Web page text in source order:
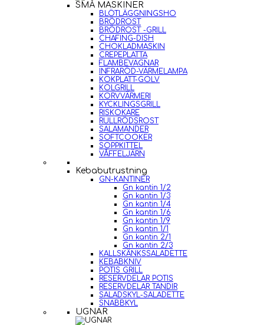
SMÅ MASKINER
BLÖTLÄGGNINGSHO
BRÖDROST
BRÖDROST -GRILL
CHAFING-DISH
CHOKLADMASKIN
CREPEPLATTA
FLAMBEVAGNAR
INFRARÖD-VÄRMELAMPA
KOKPLATT-GOLV
KOLGRILL
KORVVÄRMERI
KYCKLINGSGRILL
RISKOKARE
RULLRÖDSROST
SALAMANDER
SOFTCOOKER
SOPPKITTEL
VÅFFELJÄRN
Kebabutrustning
GN-KANTINER
Gn kantin 1/2
Gn kantin 1/3
Gn kantin 1/4
Gn kantin 1/6
Gn kantin 1/9
Gn kantin 1/1
Gn kantin 2/1
Gn kantin 2/3
KALLSKÄNKSSALADETTE
KEBABKNIV
POTIS GRILL
RESERVDELAR POTIS
RESERVDELAR TANDIR
SALADSKYL-SALADETTE
SNABBKYL
UGNAR